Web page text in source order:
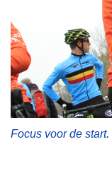
Focus voor de start.